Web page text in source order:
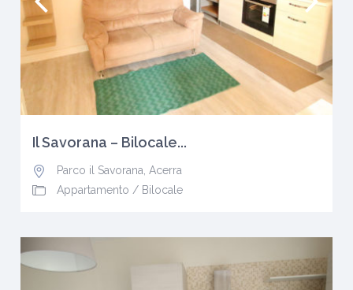
Il Savorana – Bilocale...
Parco il Savorana, Acerra
Appartamento / Bilocale